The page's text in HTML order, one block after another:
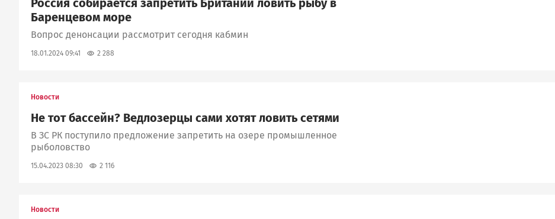
Россия собирается запретить Британии ловить рыбу в
Баренцевом море
Вопрос денонсации рассмотрит сегодня кабмин
18.01.2024 09:41 2 288
Новости
Не тот бассейн? Ведлозерцы сами хотят ловить сетями
В ЗС РК поступило предложение запретить на озере промышленное
рыболовство
15.04.2023 08:30 2 116
Новости